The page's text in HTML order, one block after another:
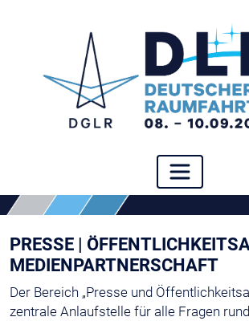
PRESSE |
MEDIENPARTNERSCHAFT
Der Bereich „Presse und
zentrale Anlaufstelle für alle Fragen